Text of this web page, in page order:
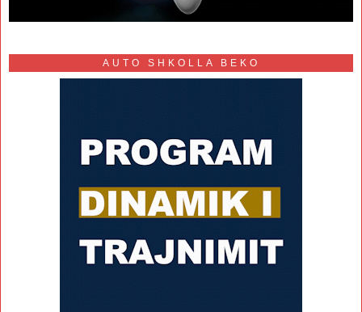
AUTO SHKOLLA BEKO